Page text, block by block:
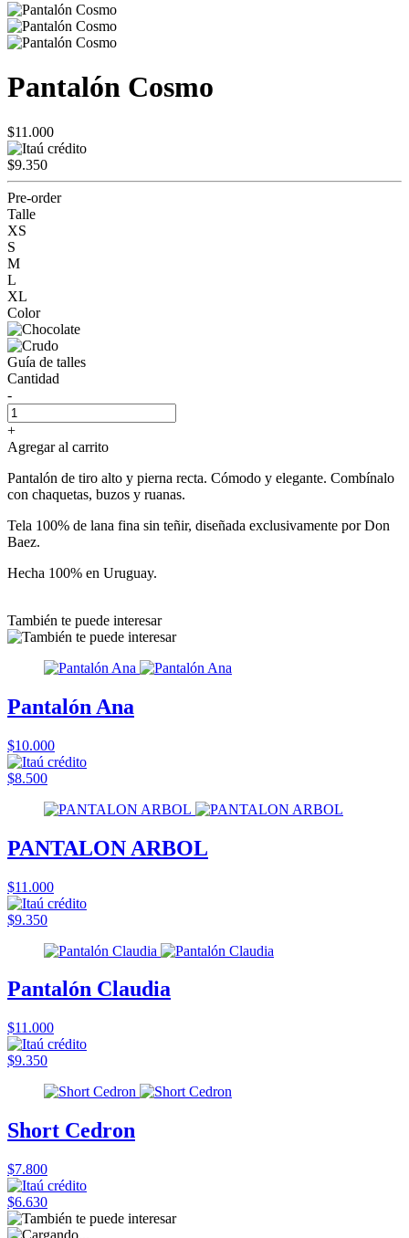
Pantalón Cosmo
$11.000
$9.350
Pre-order
Talle
XS
S
M
L
XL
Color
Guía de talles
Cantidad
-
+
Agregar al carrito
Pantalón de tiro alto y pierna recta. Cómodo y elegante. Combínalo
con chaquetas, buzos y ruanas.
Tela 100% de lana fina sin teñir, diseñada exclusivamente por Don
Baez.
Hecha 100% en Uruguay.
También te puede interesar
Pantalón Ana
$10.000
$8.500
PANTALON ARBOL
$11.000
$9.350
Pantalón Claudia
$11.000
$9.350
Short Cedron
$7.800
$6.630